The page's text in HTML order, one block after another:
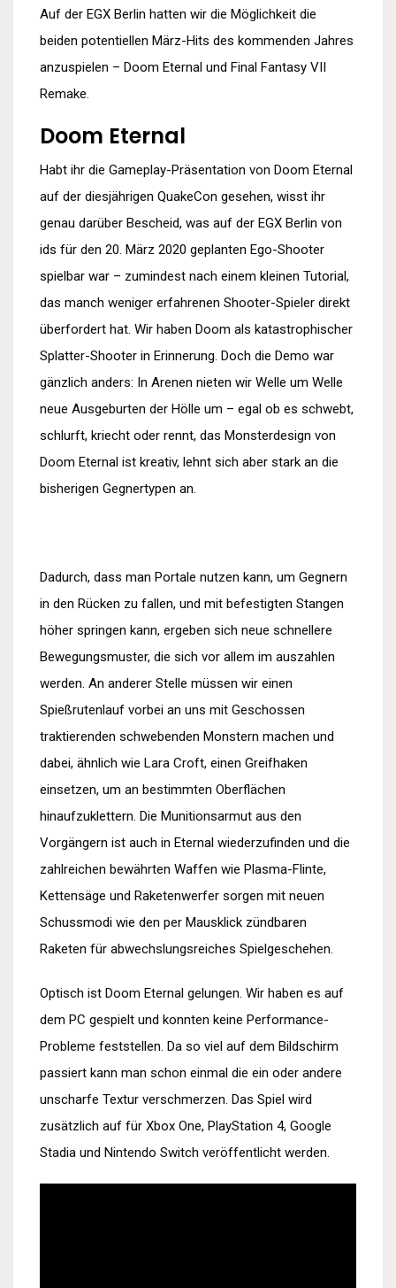
Auf der EGX Berlin hatten wir die Möglichkeit die
beiden potentiellen März-Hits des kommenden Jahres
anzuspielen – Doom Eternal und Final Fantasy VII
Remake.
Doom Eternal
Habt ihr die Gameplay-Präsentation von Doom Eternal
auf der diesjährigen QuakeCon gesehen, wisst ihr
genau darüber Bescheid, was auf der EGX Berlin von
ids für den 20. März 2020 geplanten Ego-Shooter
spielbar war – zumindest nach einem kleinen Tutorial,
das manch weniger erfahrenen Shooter-Spieler direkt
überfordert hat. Wir haben Doom als katastrophischer
Splatter-Shooter in Erinnerung. Doch die Demo war
gänzlich anders: In Arenen nieten wir Welle um Welle
neue Ausgeburten der Hölle um – egal ob es schwebt,
schlurft, kriecht oder rennt, das Monsterdesign von
Doom Eternal ist kreativ, lehnt sich aber stark an die
bisherigen Gegnertypen an.
Dadurch, dass man Portale nutzen kann, um Gegnern
in den Rücken zu fallen, und mit befestigten Stangen
höher springen kann, ergeben sich neue schnellere
Bewegungsmuster, die sich vor allem im auszahlen
werden. An anderer Stelle müssen wir einen
Spießrutenlauf vorbei an uns mit Geschossen
traktierenden schwebenden Monstern machen und
dabei, ähnlich wie Lara Croft, einen Greifhaken
einsetzen, um an bestimmten Oberflächen
hinaufzuklettern. Die Munitionsarmut aus den
Vorgängern ist auch in Eternal wiederzufinden und die
zahlreichen bewährten Waffen wie Plasma-Flinte,
Kettensäge und Raketenwerfer sorgen mit neuen
Schussmodi wie den per Mausklick zündbaren
Raketen für abwechslungsreiches Spielgeschehen.
Optisch ist Doom Eternal gelungen. Wir haben es auf
dem PC gespielt und konnten keine Performance-
Probleme feststellen. Da so viel auf dem Bildschirm
passiert kann man schon einmal die ein oder andere
unscharfe Textur verschmerzen. Das Spiel wird
zusätzlich auf für Xbox One, PlayStation 4, Google
Stadia und Nintendo Switch veröffentlicht werden.